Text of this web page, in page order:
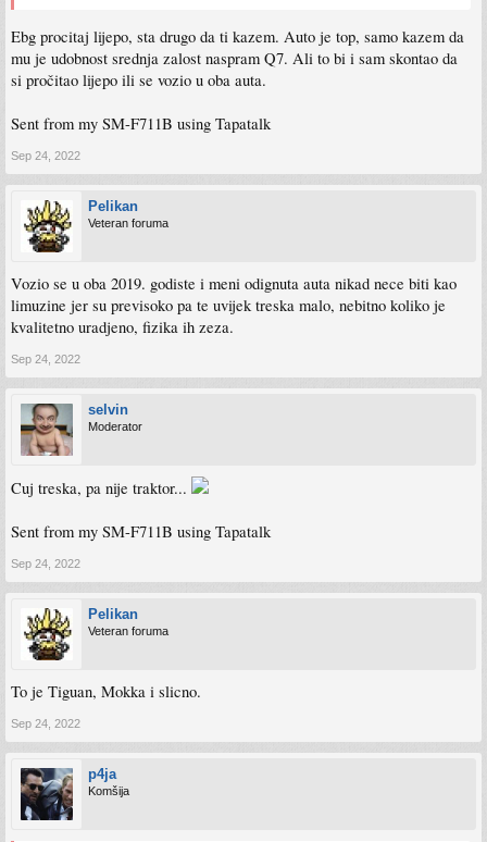
Ebg procitaj lijepo, sta drugo da ti kazem. Auto je top, samo kazem da
mu je udobnost srednja zalost naspram Q7. Ali to bi i sam skontao da
si pročitao lijepo ili se vozio u oba auta.
Sent from my SM-F711B using Tapatalk
Sep 24, 2022
Pelikan
Veteran foruma
Vozio se u oba 2019. godiste i meni odignuta auta nikad nece biti kao
limuzine jer su previsoko pa te uvijek treska malo, nebitno koliko je
kvalitetno uradjeno, fizika ih zeza.
Sep 24, 2022
selvin
Moderator
Cuj treska, pa nije traktor...
Sent from my SM-F711B using Tapatalk
Sep 24, 2022
Pelikan
Veteran foruma
To je Tiguan, Mokka i slicno.
Sep 24, 2022
p4ja
Komšija